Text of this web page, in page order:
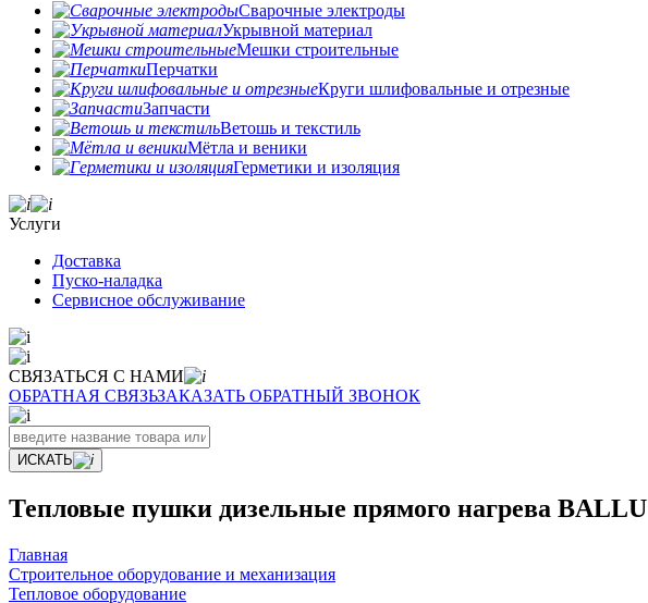
Сварочные электроды
Укрывной материал
Мешки строительные
Перчатки
Круги шлифовальные и отрезные
Запчасти
Ветошь и текстиль
Мётла и веники
Герметики и изоляция
Услуги
Доставка
Пуско-наладка
Сервисное обслуживание
СВЯЗАТЬСЯ С НАМИ
ОБРАТНАЯ СВЯЗЬЗАКАЗАТЬ ОБРАТНЫЙ ЗВОНОК
ИСКАТЬ
Тепловые пушки дизельные прямого нагрева BALLU
Главная
Строительное оборудование и механизация
Тепловое оборудование